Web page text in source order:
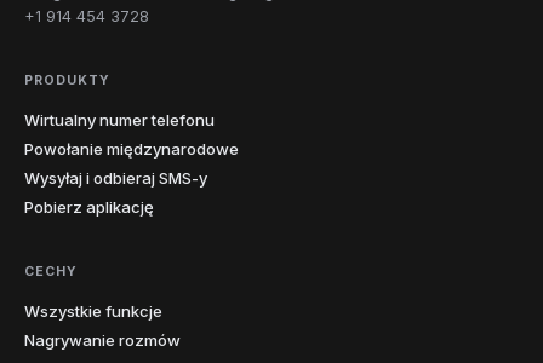
+1 914 454 3728
PRODUKTY
Wirtualny numer telefonu
Powołanie międzynarodowe
Wysyłaj i odbieraj SMS-y
Pobierz aplikację
CECHY
Wszystkie funkcje
Nagrywanie rozmów